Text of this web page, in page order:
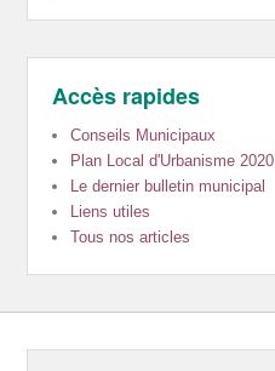
Accès rapides
Conseils Municipaux
Plan Local d'Urbanisme 2020
Le dernier bulletin municipal
Liens utiles
Tous nos articles